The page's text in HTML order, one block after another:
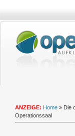
springen
ANZEIGE: Home » Die
Operationssaal